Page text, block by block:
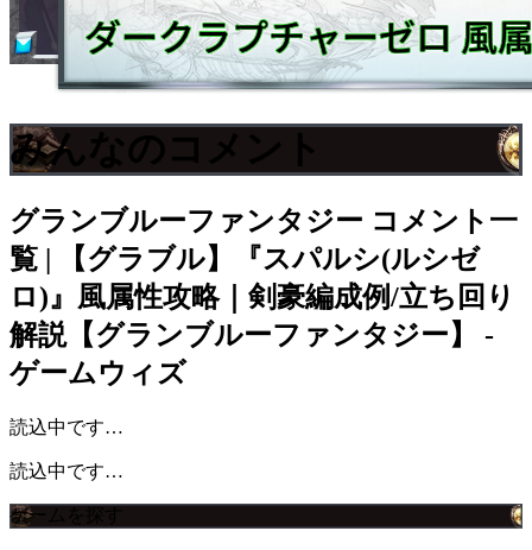
みんなのコメント
グランブルーファンタジー コメント一
覧 | 【グラブル】『スパルシ(ルシゼ
ロ)』風属性攻略｜剣豪編成例/立ち回り
解説【グランブルーファンタジー】 -
ゲームウィズ
読込中です…
読込中です…
ゲームを探す